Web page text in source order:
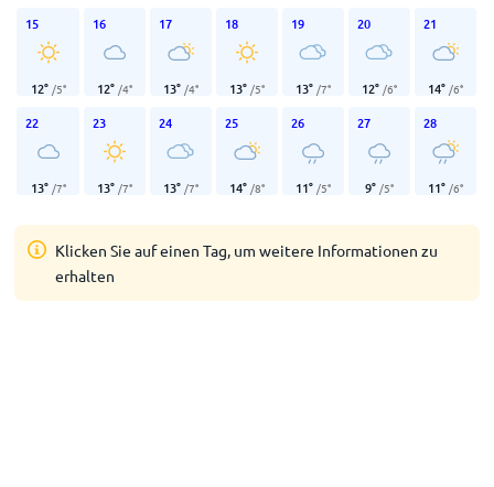
15
12° /5°
16
12° /4°
17
13° /4°
18
13° /5°
19
13° /7°
20
12° /6°
21
14° /6°
22
13° /7°
23
13° /7°
24
13° /7°
25
14° /8°
26
11° /5°
27
9° /5°
28
11° /6°
Klicken Sie auf einen Tag, um weitere Informationen zu
erhalten